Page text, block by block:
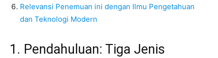
Relevansi Penemuan ini dengan Ilmu Pengetahuan
dan Teknologi Modern
1. Pendahuluan: Tiga Jenis